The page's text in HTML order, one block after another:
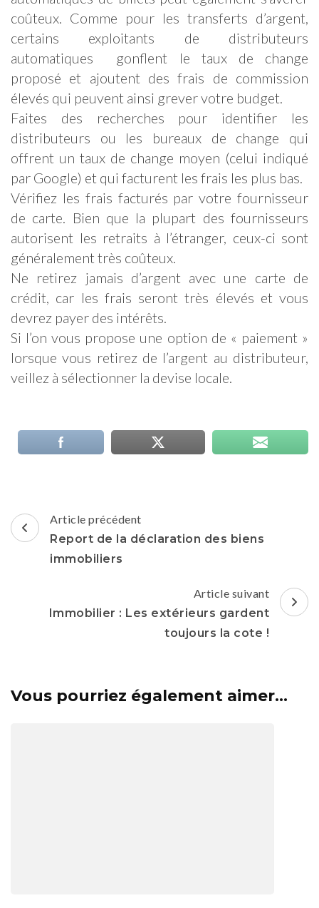
coûteux. Comme pour les transferts d’argent,
certains exploitants de distributeurs
automatiques gonflent le taux de change
proposé et ajoutent des frais de commission
élevés qui peuvent ainsi grever votre budget.
Faites des recherches pour identifier les
distributeurs ou les bureaux de change qui
offrent un taux de change moyen (celui indiqué
par Google) et qui facturent les frais les plus bas.
Vérifiez les frais facturés par votre fournisseur
de carte. Bien que la plupart des fournisseurs
autorisent les retraits à l’étranger, ceux-ci sont
généralement très coûteux.
Ne retirez jamais d’argent avec une carte de
crédit, car les frais seront très élevés et vous
devrez payer des intérêts.
Si l’on vous propose une option de « paiement »
lorsque vous retirez de l’argent au distributeur,
veillez à sélectionner la devise locale.
Navigation
d'article
Article précédent
Report de la déclaration des biens
immobiliers
Article suivant
Immobilier : Les extérieurs gardent
toujours la cote !
Vous pourriez également aimer...